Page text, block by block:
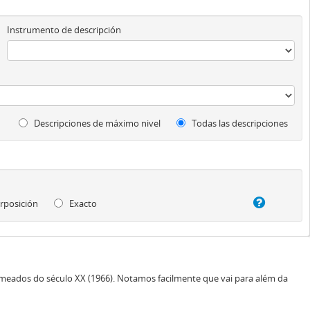
Instrumento de descripción
Descripciones de máximo nivel Todas las descripciones
Exacto
do século XX (1966). Notamos facilmente que vai para além da